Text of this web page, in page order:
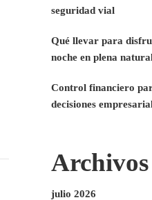
seguridad vial
Qué llevar para
noche en plena
Control financiero
decisiones
Archivos
julio 2026